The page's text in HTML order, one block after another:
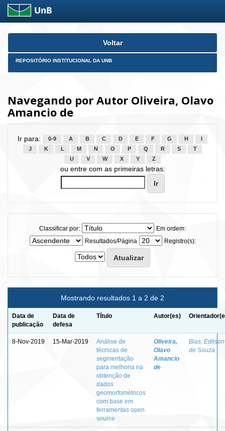
Skip
Voltar
REPOSITÓRIO INSTITUCIONAL DA UNB
Navegando por Autor Oliveira, Olavo
Amancio de
Ir para: 0-9 A B C D E F G H
J
K L M N O P Q R S
T
U
V W X Y Z
ou entre com as primeiras letras:
Classificar por:
Em ordem:
Resultados/Página
Registro(s):
Mostrando resultados 1 a 2 de 2
Data de
publicação
Data de
defesa
Título Autor(es)
8-Nov-2019 15-Mar-2019
Análise de
técnicas de
segmentação
para melhoria na
obtenção de
dados
geomorfométricos
com base em
ferramentas open
source
Oliveira,
Olavo
Amancio
de
Bias, Edilson
de Souza